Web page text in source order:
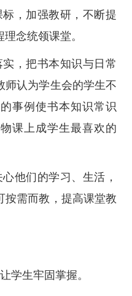
，加强教研，不断提
念统领课堂。
，把书本知识与日常
师认为学生会的学生不
事例使书本知识常识
课上成学生最喜欢的
他们的学习、生活，
按需而教，提高课堂教
学生牢固掌握。